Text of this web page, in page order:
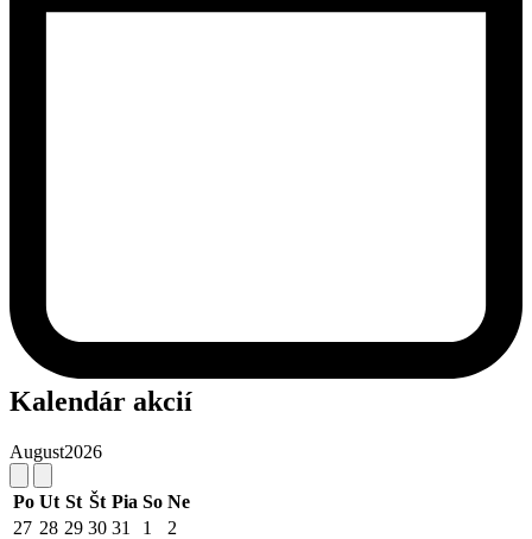
Kalendár akcií
August2026
Po Ut St Št Pia So Ne
27 28 29 30 31 1
2